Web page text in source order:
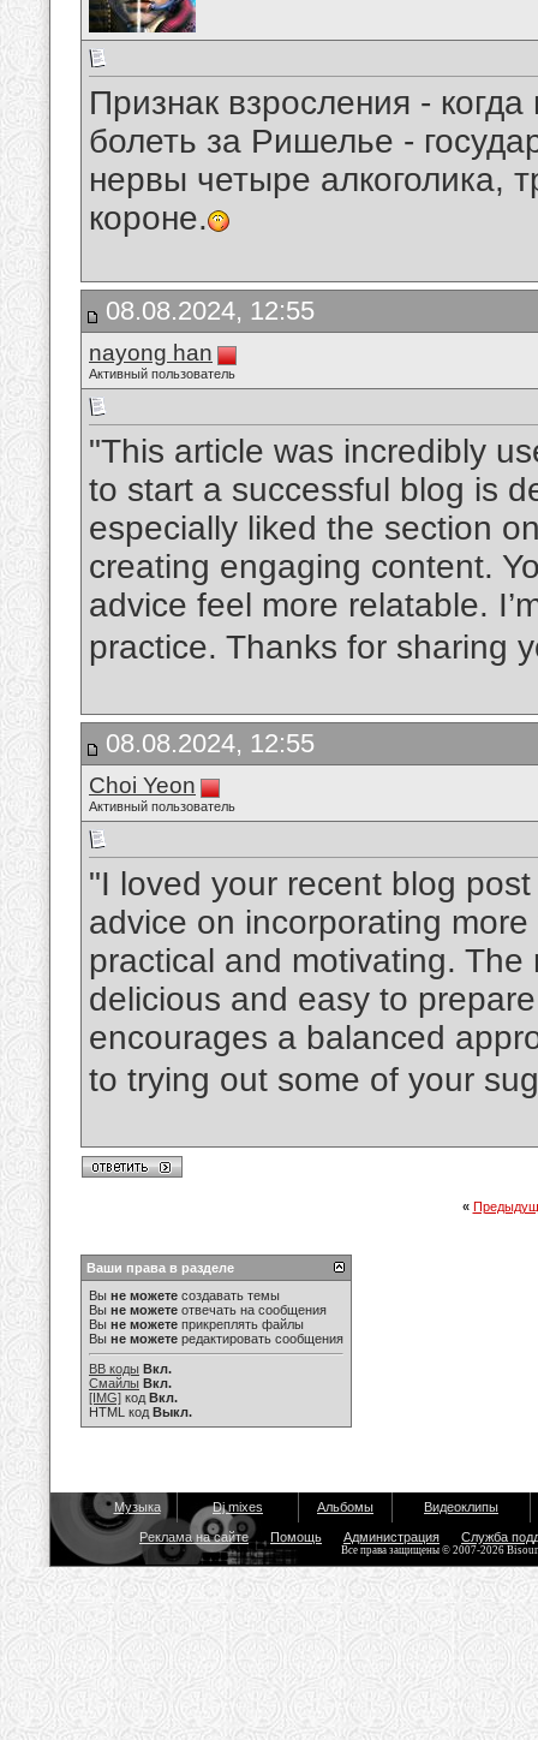
Признак взросления -
болеть за Ришелье -
нервы четыре алкоголика,
короне.
08.08.2024, 12:55
nayong han
Активный пользователь
"This article was incredibly
to start a successful blog is
especially liked the section
creating engaging content.
advice feel more relatable.
practice. Thanks for sharing
08.08.2024, 12:55
Choi Yeon
Активный пользователь
"I loved your recent blog
advice on incorporating
practical and motivating.
delicious and easy to
encourages a balanced
to trying out some of your
«
Ваши права в разделе
Вы не можете создавать темы
Вы не можете отвечать на сообщения
Вы не можете прикреплять файлы
Вы не можете редактировать сообщения
BB коды Вкл.
Смайлы Вкл.
[IMG] код Вкл.
HTML код Выкл.
Музыка Dj mixes Альбомы Видеоклипы
Реклама на сайте Помощь Администрация Служба
Все права защищены © 2007-2026